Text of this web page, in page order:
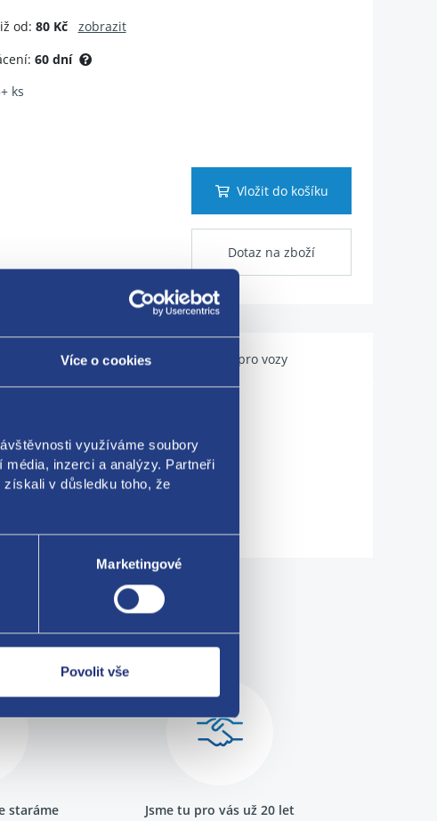
Více o cookies
využíváme soubory
inzerci a analýzy. Partneři
v důsledku toho, že
Marketingové
Povolit vše
od: 80 Kč
zobrazit
60 dní
ks
Vložit do košíku
Dotaz na zboží
Použitelné pro vozy
staráme
Jsme tu pro vás už 20 let